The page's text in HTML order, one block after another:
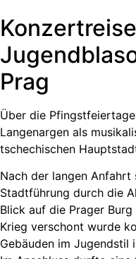
Prag
Über die
Langenargen als
tschechischen
Nach der langen Anfahrt
Stadtführung durch die
Blick auf die Prager
Krieg verschont wurde
Gebäuden im Jugendstil